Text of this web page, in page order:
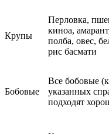
Крупы
Перловка,
киноа,
полба, овес,
рис басмати
Бобовые
Все бобовые
указанных
подходят